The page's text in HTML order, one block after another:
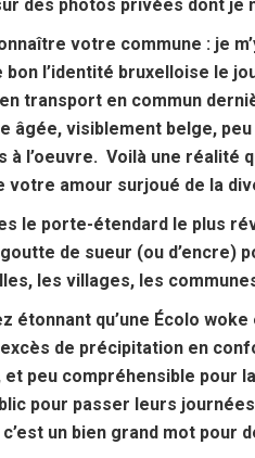
des photos privées dont je
votre commune : je
l’identité bruxelloise le
transport en commun
âgée, visiblement belge,
l’oeuvre. Voilà une réalité
votre amour surjoué de la
le porte-étendard le plus
de sueur (ou
les villages, les
étonnant qu’une Écolo
de précipitation en
peu compréhensible pour
pour passer leurs
un bien grand mot pour